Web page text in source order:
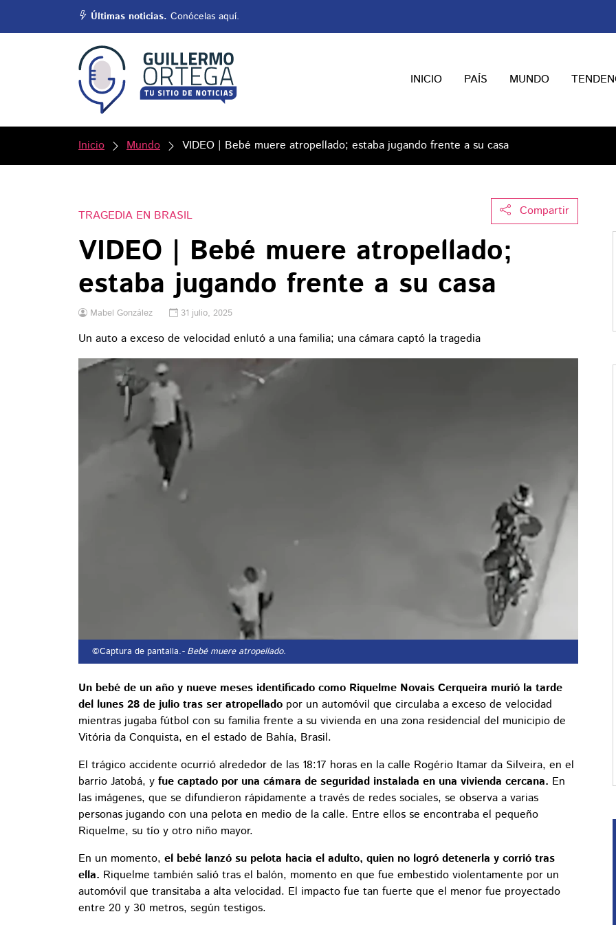
Últimas noticias. Conócelas aquí.
INICIO PAÍS MUNDO
Inicio Mundo VIDEO | Bebé muere atropellado; estaba jugando frente a su casa
Compartir
TRAGEDIA EN BRASIL
VIDEO | Bebé muere atropellado;
estaba jugando frente a su casa
Mabel González 31 julio, 2025
Un auto a exceso de velocidad enlutó a una familia; una cámara captó la tragedia
©Captura de pantalla.- Bebé muere atropellado.
Un bebé de un año y nueve meses identificado como Riquelme Novais Cerqueira murió la tarde
del lunes 28 de julio tras ser atropellado por un automóvil que circulaba a exceso de velocidad
mientras jugaba fútbol con su familia frente a su vivienda en una zona residencial del municipio de
Vitória da Conquista, en el estado de Bahía, Brasil.
El trágico accidente ocurrió alrededor de las 18:17 horas en la calle Rogério Itamar da Silveira, en el
barrio Jatobá, y fue captado por una cámara de seguridad instalada en una vivienda cercana. En
las imágenes, que se difundieron rápidamente a través de redes sociales, se observa a varias
personas jugando con una pelota en medio de la calle. Entre ellos se encontraba el pequeño
Riquelme, su tío y otro niño mayor.
En un momento, el bebé lanzó su pelota hacia el adulto, quien no logró detenerla y corrió tras
ella. Riquelme también salió tras el balón, momento en que fue embestido violentamente por un
automóvil que transitaba a alta velocidad. El impacto fue tan fuerte que el menor fue proyectado
entre 20 y 30 metros, según testigos.